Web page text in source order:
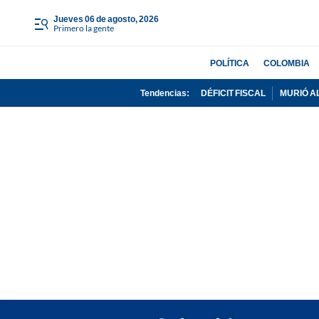
jueves 06 de agosto, 2026
Primero la gente
POLÍTICA COLOMBIA
Tendencias: DÉFICIT FISCAL MURIÓ